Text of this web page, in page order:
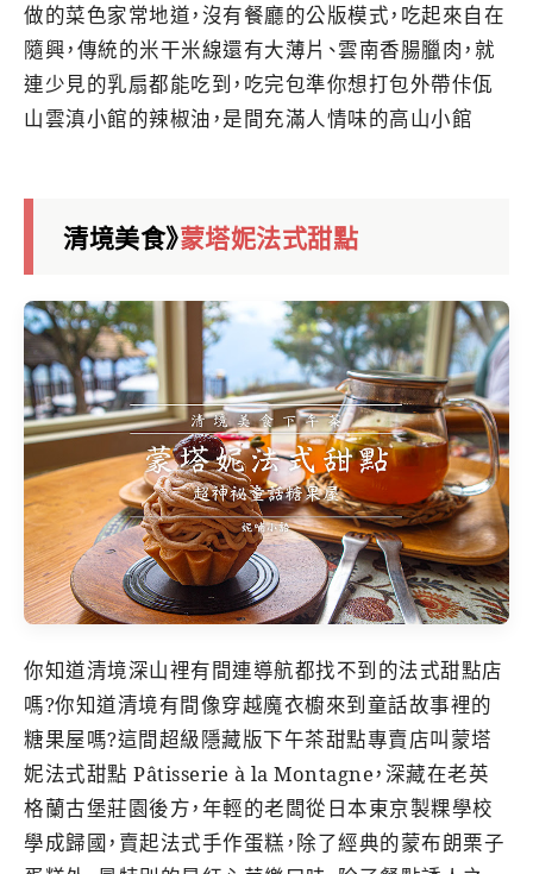
做的菜色家常地道，沒有餐廳的公版模式，吃起來自在
隨興，傳統的米干米線還有大薄片、雲南香腸臘肉，就
連少見的乳扇都能吃到，吃完包準你想打包外帶佧佤
山雲滇小館的辣椒油，是間充滿人情味的高山小館
清境美食》蒙塔妮法式甜點
你知道清境深山裡有間連導航都找不到的法式甜點店
嗎?你知道清境有間像穿越魔衣櫥來到童話故事裡的
糖果屋嗎?這間超級隱藏版下午茶甜點專賣店叫蒙塔
妮法式甜點 Pâtisserie à la Montagne，深藏在老英
格蘭古堡莊園後方，年輕的老闆從日本東京製粿學校
學成歸國，賣起法式手作蛋糕，除了經典的蒙布朗栗子